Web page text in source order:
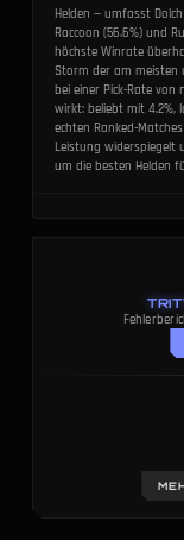
Helden — umfasst Dolch
Raccoon (56.6%) und
höchste Winrate
Storm der am meisten
bei einer Pick-Rate
wirkt: beliebt mit 4.2%,
echten Ranked-
Leistung widerspiegelt
um die besten Helden